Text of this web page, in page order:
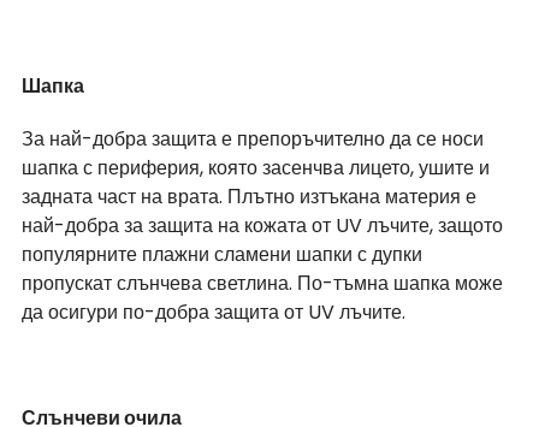
Шапка
За най-добра защита е препоръчително да се носи
шапка с периферия, която засенчва лицето, ушите и
задната част на врата. Плътно изтъкана материя е
най-добра за защита на кожата от UV лъчите, защото
популярните плажни сламени шапки с дупки
пропускат слънчева светлина. По-тъмна шапка може
да осигури по-добра защита от UV лъчите.
Слънчеви очила